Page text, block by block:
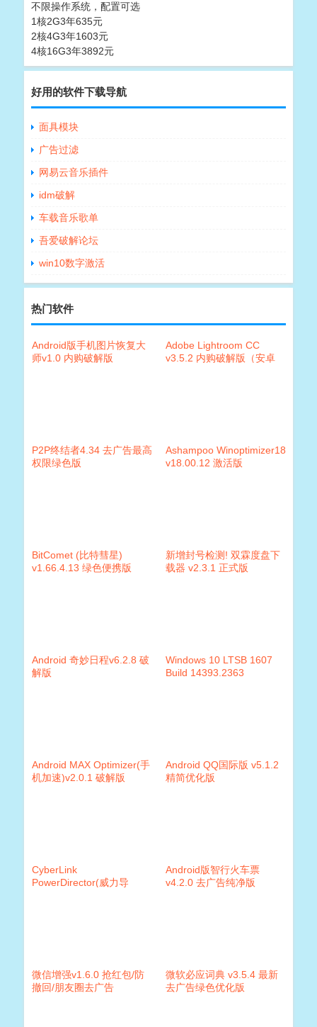
不限操作系统，配置可选
1核2G3年635元
2核4G3年1603元
4核16G3年3892元
好用的软件下载导航
面具模块
广告过滤
网易云音乐插件
idm破解
车载音乐歌单
吾爱破解论坛
win10数字激活
热门软件
Android版手机图片恢复大
师v1.0 内购破解版
Adobe Lightroom CC
v3.5.2 内购破解版（安卓
P2P终结者4.34 去广告最高
权限绿色版
Ashampoo Winoptimizer18
v18.00.12 激活版
BitComet (比特彗星)
v1.66.4.13 绿色便携版
新增封号检测! 双霖度盘下
载器 v2.3.1 正式版
Android 奇妙日程v6.2.8 破
解版
Windows 10 LTSB 1607
Build 14393.2363
Android MAX Optimizer(手
机加速)v2.0.1 破解版
Android QQ国际版 v5.1.2
精简优化版
CyberLink
PowerDirector(威力导
Android版智行火车票
v4.2.0 去广告纯净版
微信增强v1.6.0 抢红包/防
撤回/朋友圈去广告
微软必应词典 v3.5.4 最新
去广告绿色优化版